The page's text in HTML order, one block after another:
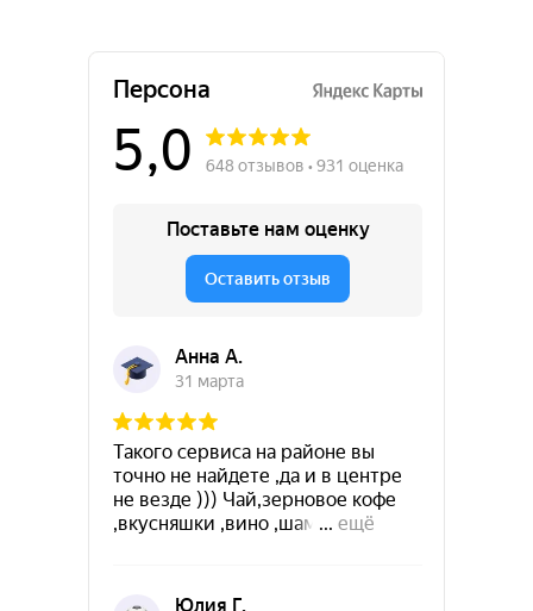
чтобы сделать ваше пребывание на
нём максимально удобным.
конфиденциальности